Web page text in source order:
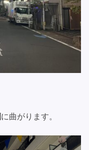
に曲がります。